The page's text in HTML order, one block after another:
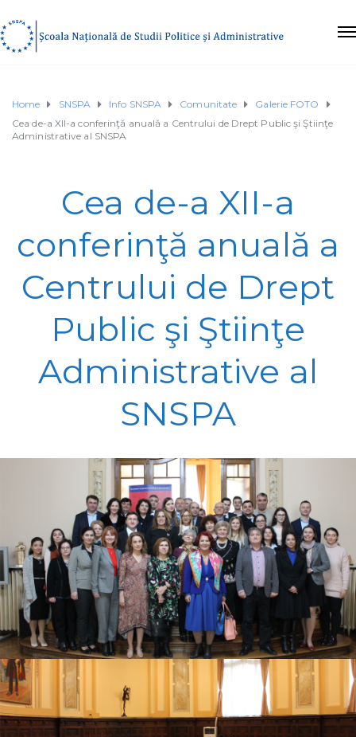
Home SNSPA Info SNSPA Comunitate
Galerie FOTO
Cea de-a XII-a conferinţă anuală a Centrului de Drept Public şi Ştiinţe
Administrative al SNSPA
Cea de-a XII-a
conferinţă anuală a
Centrului de Drept
Public şi Ştiinţe
Administrative al
SNSPA